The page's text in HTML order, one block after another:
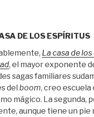
DE LOS ESPÍRITUS
La casa de
, el mayor exponente
sagas familiares
del boom, creo escuela
mágico. La segunda,
aunque tiene un pie